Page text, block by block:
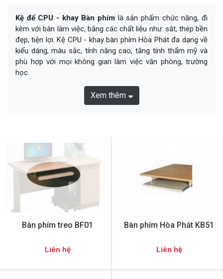
Kệ để CPU - khay Bàn phím là sản phẩm chức năng, đi
kèm với bàn làm việc, bằng các chất liệu như: sắt, thép bền
đẹp, tiện lợi. Kệ CPU - khay bàn phím Hòa Phát đa dạng về
kiểu dáng, màu sắc, tính năng cao, tăng tính thẩm mỹ và
phù hợp với mọi không gian làm việc văn phòng, trường
học.
Xem thêm
Bàn phím treo BF01
Liên hệ
Bàn phím Hòa Phát KB51
Liên hệ